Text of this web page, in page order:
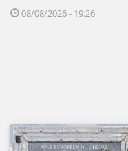
08/08/2026 - 19:26